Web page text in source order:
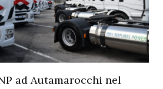
ad Autamarocchi nel